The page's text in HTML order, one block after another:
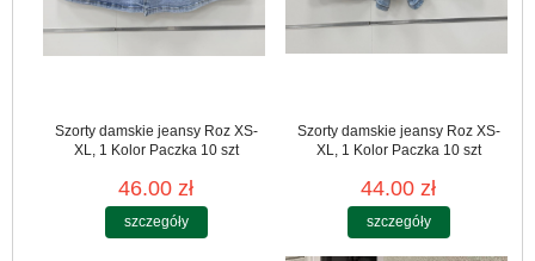
Szorty damskie jeansy Roz XS-
XL, 1 Kolor Paczka 10 szt
46.00 zł
szczegóły
Szorty damskie jeansy Roz XS-
XL, 1 Kolor Paczka 10 szt
44.00 zł
szczegóły